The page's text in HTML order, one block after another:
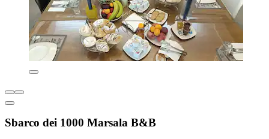
Sbarco dei 1000 Marsala B&B